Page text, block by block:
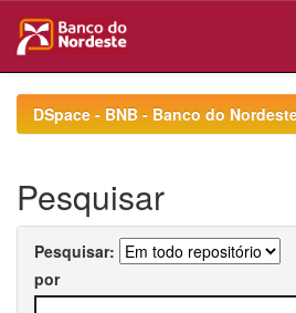
navigationDSpace - BNB - Banco do
Pesquisar
Pesquisar:
por